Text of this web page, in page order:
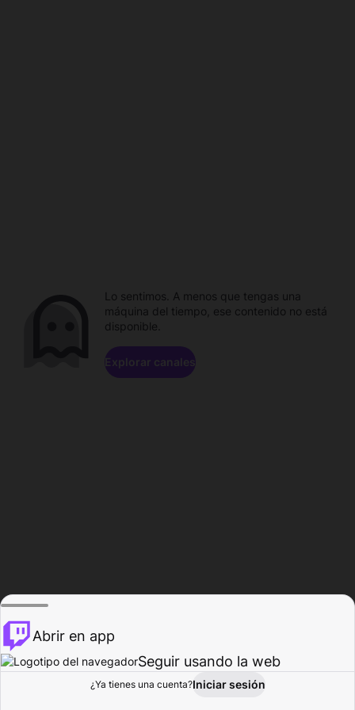
Explorar Actividad
Lo sentimos. A menos que tengas una
máquina del tiempo, ese contenido no está
disponible.
Explorar canales
Abrir en app
Seguir usando la web
¿Ya tienes una cuenta?Iniciar sesión